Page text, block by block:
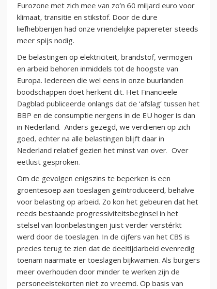
Eurozone met zich mee van zo’n 60 miljard euro voor
klimaat, transitie en stikstof. Door de dure
liefhebberijen had onze vriendelijke papiereter steeds
meer spijs nodig.
De belastingen op elektriciteit, brandstof, vermogen
en arbeid behoren inmiddels tot de hoogste van
Europa. Iedereen die wel eens in onze buurlanden
boodschappen doet herkent dit. Het Financieele
Dagblad publiceerde onlangs dat de ‘afslag’ tussen het
BBP en de consumptie nergens in de EU hoger is dan
in Nederland. Anders gezegd, we verdienen op zich
goed, echter na alle belastingen blijft daar in
Nederland relatief gezien het minst van over. Over
eetlust gesproken.
Om de gevolgen enigszins te beperken is een
groentesoep aan toeslagen geïntroduceerd, behalve
voor belasting op arbeid. Zo kon het gebeuren dat het
reeds bestaande progressiviteitsbeginsel in het
stelsel van loonbelastingen juist verder verstérkt
werd door de toeslagen. In de cijfers van het CBS is
precies terug te zien dat de deeltijdarbeid evenredig
toenam naarmate er toeslagen bijkwamen. Als burgers
meer overhouden door minder te werken zijn de
personeelstekorten niet zo vreemd. Op basis van